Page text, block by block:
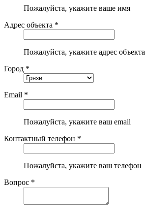
Пожалуйста, укажите ваше имя
Адрес объекта *
Пожалуйста, укажите адрес объекта
Город *
Email *
Пожалуйста, укажите ваш email
Контактный телефон *
Пожалуйста, укажите ваш телефон
Вопрос *